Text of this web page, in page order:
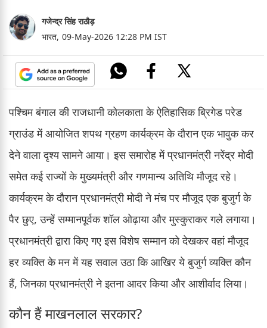
गजेन्द्र सिंह राठौड़
भारत, 09-May-2026 12:28 PM IST
पश्चिम बंगाल की राजधानी कोलकाता के ऐतिहासिक ब्रिगेड परेड
ग्राउंड में आयोजित शपथ ग्रहण कार्यक्रम के दौरान एक भावुक कर
देने वाला दृश्य सामने आया। इस समारोह में प्रधानमंत्री नरेंद्र मोदी
समेत कई राज्यों के मुख्यमंत्री और गणमान्य अतिथि मौजूद रहे।
कार्यक्रम के दौरान प्रधानमंत्री मोदी ने मंच पर मौजूद एक बुजुर्ग के
पैर छुए, उन्हें सम्मानपूर्वक शॉल ओढ़ाया और मुस्कुराकर गले लगाया।
प्रधानमंत्री द्वारा किए गए इस विशेष सम्मान को देखकर वहां मौजूद
हर व्यक्ति के मन में यह सवाल उठा कि आखिर ये बुजुर्ग व्यक्ति कौन
हैं, जिनका प्रधानमंत्री ने इतना आदर किया और आशीर्वाद लिया।
कौन हैं माखनलाल सरकार?